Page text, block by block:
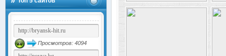
Просмотров: 4094